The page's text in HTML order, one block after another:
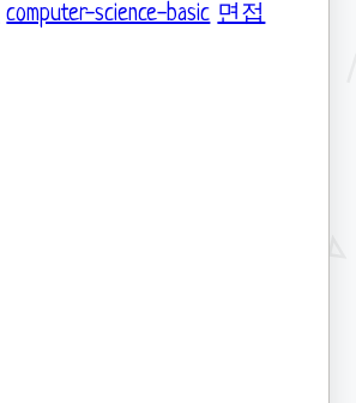
computer-science-basic 면접